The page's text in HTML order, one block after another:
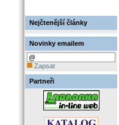
Nejčtenější články
Novinky emailem
Zapsat
Partneři